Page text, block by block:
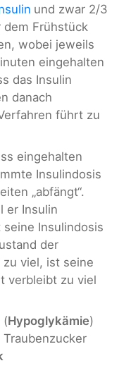
und zwar 2/3
Frühstück
wobei jeweils
eingehalten
das Insulin
danach
führt zu
eingehalten
Insulindosis
„abfängt“.
er Insulin
Insulindosis
der
viel, ist seine
verbleibt zu viel
(Hypoglykämie)